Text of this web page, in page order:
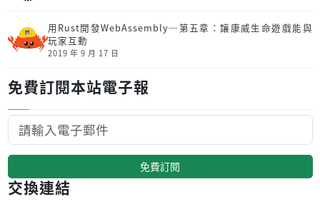
用Rust開發Web­Assembly─第五章：讓康威生命遊戲能與
玩家互動
2019 年 9 月 17 日
免費訂閱本站電子報
免費訂閱
交換連結